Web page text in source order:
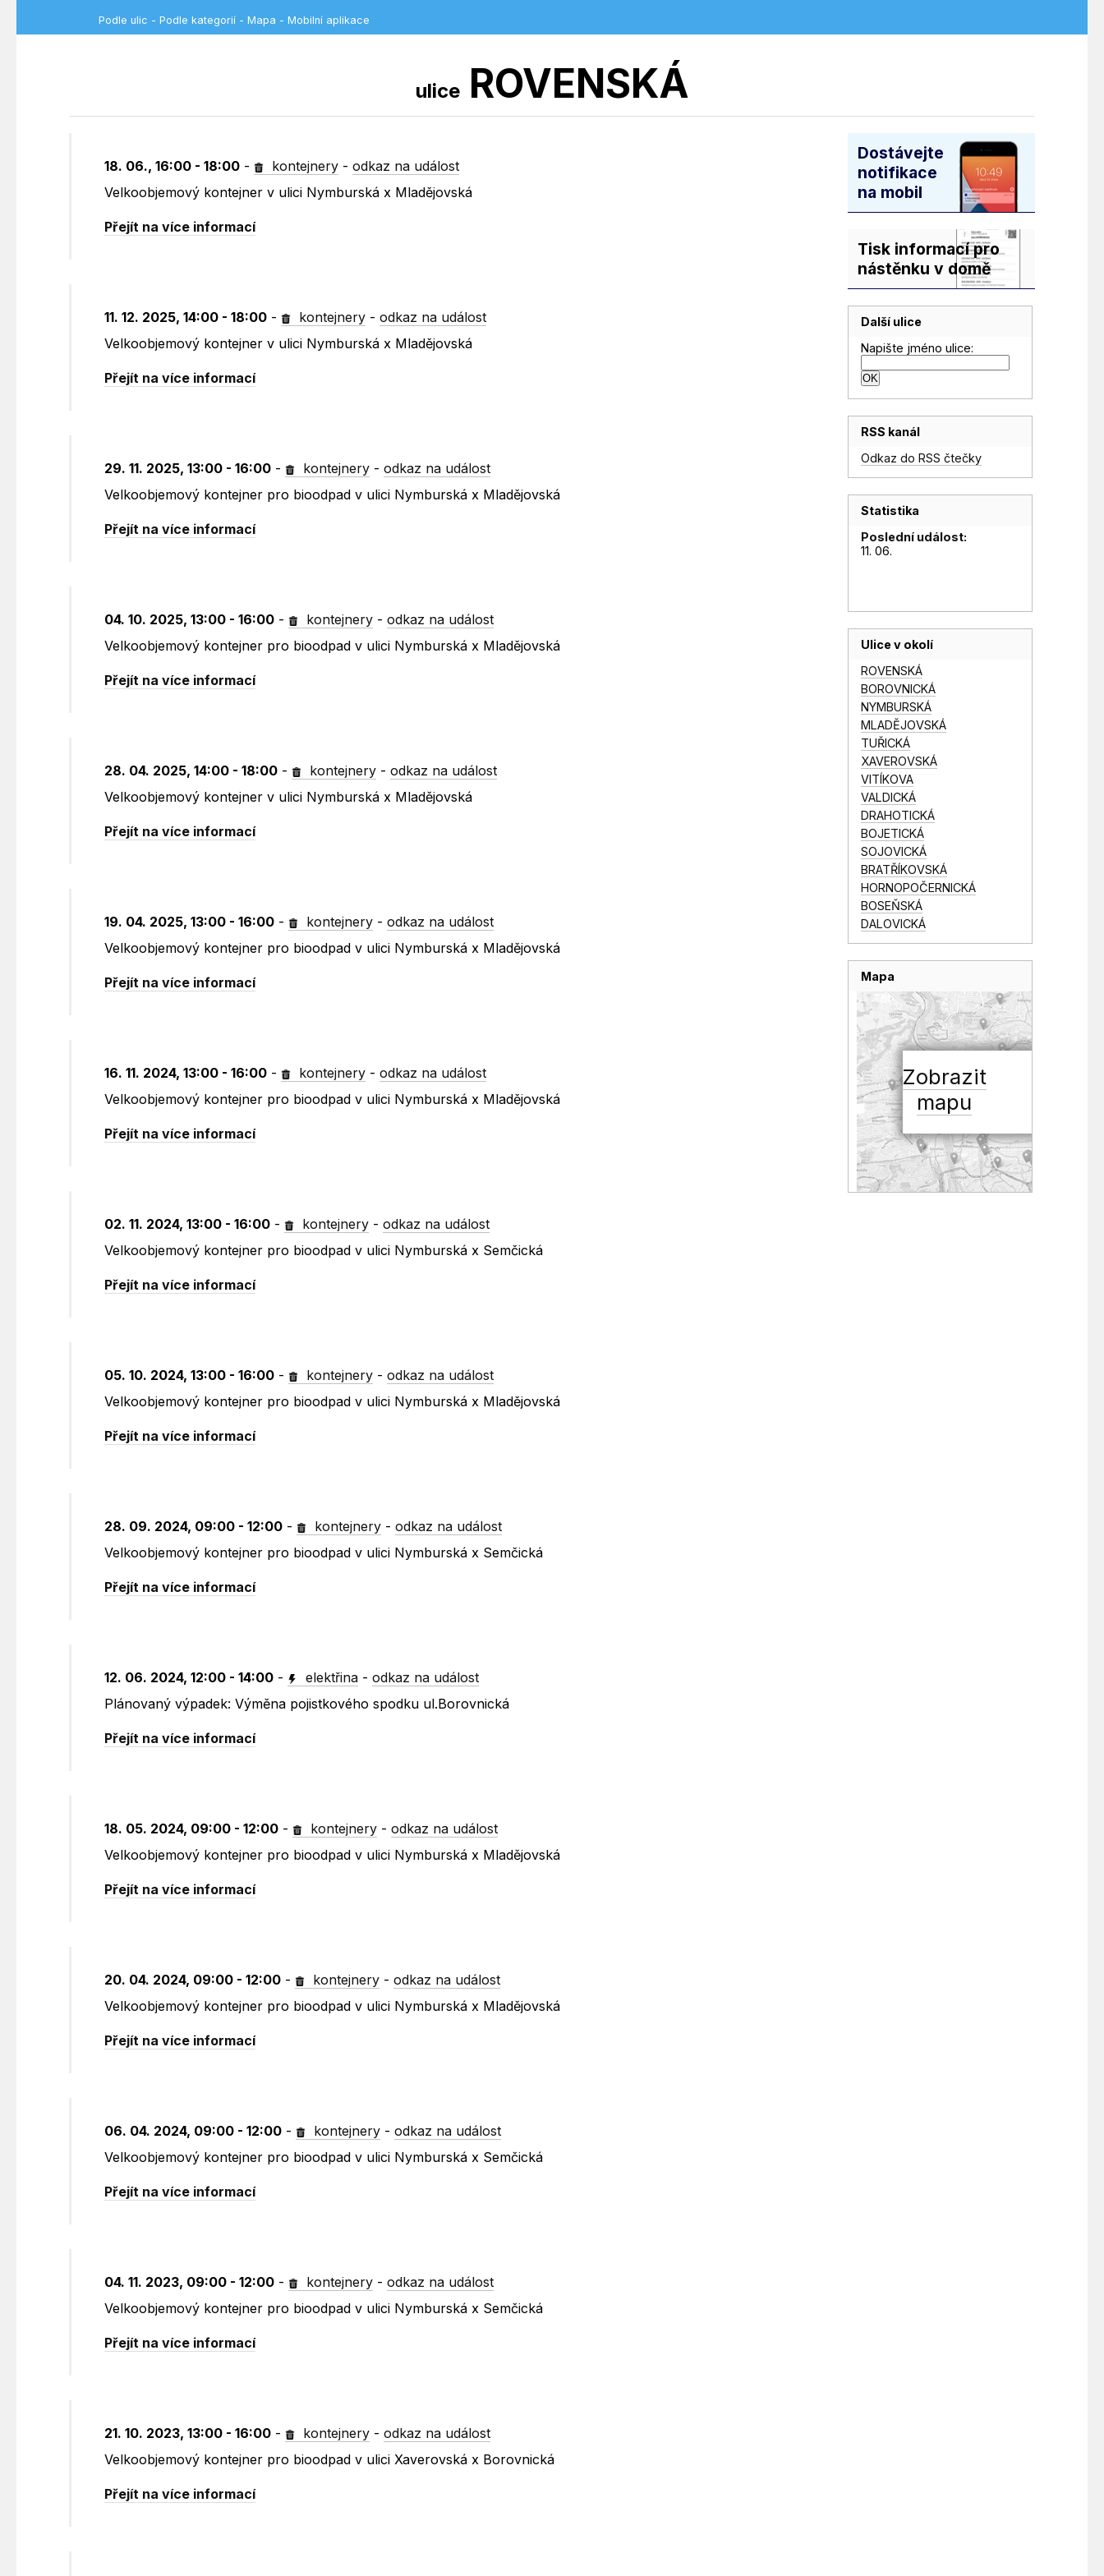
Podle ulic - Podle kategorií - Mapa - Mobilní aplikace
uliceROVENSKÁ
18. 06., 16:00 - 18:00 - kontejnery -odkaz na událost
Velkoobjemový kontejner v ulici Nymburská x Mladějovská
Přejít na více informací
11. 12. 2025, 14:00 - 18:00 - kontejnery -odkaz na událost
Velkoobjemový kontejner v ulici Nymburská x Mladějovská
Přejít na více informací
29. 11. 2025, 13:00 - 16:00 - kontejnery -odkaz na událost
Velkoobjemový kontejner pro bioodpad v ulici Nymburská x Mladějovská
Přejít na více informací
04. 10. 2025, 13:00 - 16:00 - kontejnery -odkaz na událost
Velkoobjemový kontejner pro bioodpad v ulici Nymburská x Mladějovská
Přejít na více informací
28. 04. 2025, 14:00 - 18:00 - kontejnery -odkaz na událost
Velkoobjemový kontejner v ulici Nymburská x Mladějovská
Přejít na více informací
19. 04. 2025, 13:00 - 16:00 - kontejnery -odkaz na událost
Velkoobjemový kontejner pro bioodpad v ulici Nymburská x Mladějovská
Přejít na více informací
16. 11. 2024, 13:00 - 16:00 - kontejnery -odkaz na událost
Velkoobjemový kontejner pro bioodpad v ulici Nymburská x Mladějovská
Přejít na více informací
02. 11. 2024, 13:00 - 16:00 - kontejnery -odkaz na událost
Velkoobjemový kontejner pro bioodpad v ulici Nymburská x Semčická
Přejít na více informací
05. 10. 2024, 13:00 - 16:00 - kontejnery -odkaz na událost
Velkoobjemový kontejner pro bioodpad v ulici Nymburská x Mladějovská
Přejít na více informací
28. 09. 2024, 09:00 - 12:00 - kontejnery -odkaz na událost
Velkoobjemový kontejner pro bioodpad v ulici Nymburská x Semčická
Přejít na více informací
12. 06. 2024, 12:00 - 14:00 - elektřina -odkaz na událost
Plánovaný výpadek: Výměna pojistkového spodku ul.Borovnická
Přejít na více informací
18. 05. 2024, 09:00 - 12:00 - kontejnery -odkaz na událost
Velkoobjemový kontejner pro bioodpad v ulici Nymburská x Mladějovská
Přejít na více informací
20. 04. 2024, 09:00 - 12:00 - kontejnery -odkaz na událost
Velkoobjemový kontejner pro bioodpad v ulici Nymburská x Mladějovská
Přejít na více informací
06. 04. 2024, 09:00 - 12:00 - kontejnery -odkaz na událost
Velkoobjemový kontejner pro bioodpad v ulici Nymburská x Semčická
Přejít na více informací
04. 11. 2023, 09:00 - 12:00 - kontejnery -odkaz na událost
Velkoobjemový kontejner pro bioodpad v ulici Nymburská x Semčická
Přejít na více informací
21. 10. 2023, 13:00 - 16:00 - kontejnery -odkaz na událost
Velkoobjemový kontejner pro bioodpad v ulici Xaverovská x Borovnická
Přejít na více informací
Dostávejte
notifikace
na mobil
Tisk informací pro
nástěnku v domě
Další ulice
Napište jméno ulice:
RSS kanál
Odkaz do RSS čtečky
Statistika
Poslední událost:
11. 06.
Ulice v okolí
ROVENSKÁ
BOROVNICKÁ
NYMBURSKÁ
MLADĚJOVSKÁ
TUŘICKÁ
XAVEROVSKÁ
VITÍKOVA
VALDICKÁ
DRAHOTICKÁ
BOJETICKÁ
SOJOVICKÁ
BRATŘÍKOVSKÁ
HORNOPOČERNICKÁ
BOSEŇSKÁ
DALOVICKÁ
Mapa
Zobrazit
mapu